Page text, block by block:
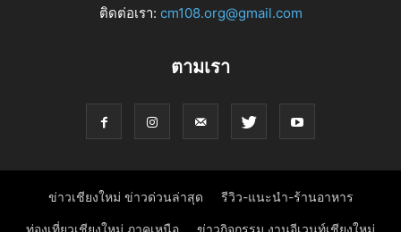
ติดต่อเรา: cm108.org@gmail.com
ตามเรา
ข่าวเชียงใหม่ ข่าวด่วนล่าสุด รีวิว-แนะนำ-ร้านอาหาร